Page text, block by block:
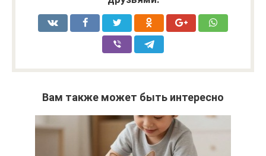
Вам также может быть интересно